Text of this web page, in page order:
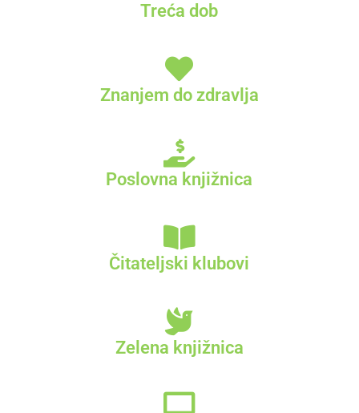
Treća dob
Znanjem do zdravlja
Poslovna knjižnica
Čitateljski klubovi
Zelena knjižnica